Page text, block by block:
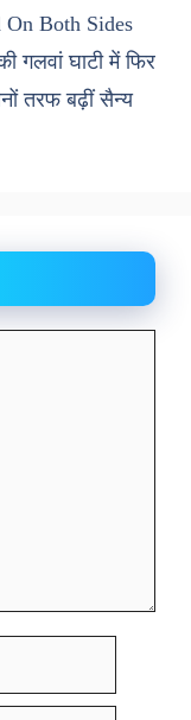
Both Sides
गलवां घाटी में फिर
तरफ बढ़ीं सैन्य